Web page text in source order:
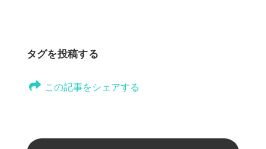
タグを投稿する
この記事をシェアする